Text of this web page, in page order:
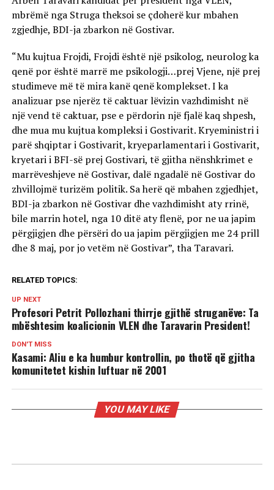
mbrëmë nga Struga theksoi se çdoherë kur mbahen
zgjedhje, BDI-ja zbarkon në Gostivar.
“Mu kujtua Frojdi, Frojdi është një psikolog, neurolog ka
qenë por është marrë me psikologji…prej Vjene, një prej
studimeve më të mira kanë qenë komplekset. I ka
analizuar pse njerëz të caktuar lëvizin vazhdimisht në
një vend të caktuar, pse e përdorin një fjalë kaq shpesh,
dhe mua mu kujtua kompleksi i Gostivarit. Kryeministri i
parë shqiptar i Gostivarit, kryeparlamentari i Gostivarit,
kryetari i BFI-së prej Gostivari, të gjitha nënshkrimet e
marrëveshjeve në Gostivar, dalë ngadalë në Gostivar do
zhvillojmë turizëm politik. Sa herë që mbahen zgjedhjet,
BDI-ja zbarkon në Gostivar dhe vazhdimisht aty rrinë,
bile marrin hotel, nga 10 ditë aty flenë, por ne ua japim
përgjigjen dhe përsëri do ua japim përgjigjen me 24 prill
dhe 8 maj, por jo vetëm në Gostivar”, tha Taravari.
RELATED TOPICS:
UP NEXT
Profesori Petrit Pollozhani thirrje gjithë struganëve: Ta
mbështesim koalicionin VLEN dhe Taravarin President!
DON'T MISS
Kasami: Aliu e ka humbur kontrollin, po thotë që gjitha
komunitetet kishin luftuar në 2001
YOU MAY LIKE